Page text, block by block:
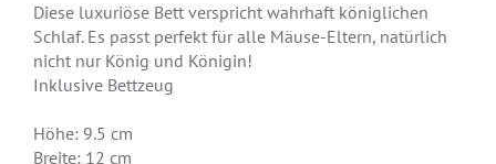
Diese luxuriöse Bett verspricht wahrhaft königlichen
Schlaf. Es passt perfekt für alle Mäuse-Eltern, natürlich
nicht nur König und Königin!
Inklusive Bettzeug
Höhe: 9.5 cm
Breite: 12 cm